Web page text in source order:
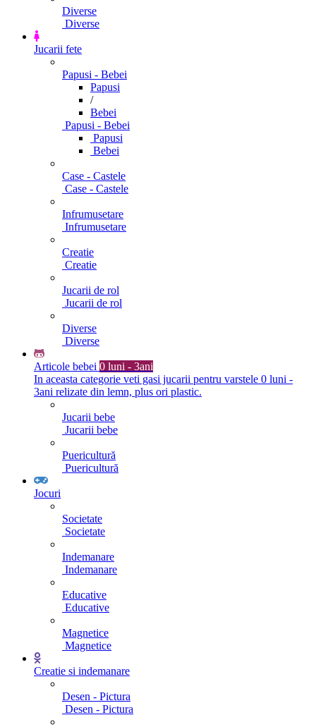
Diverse
Diverse
Jucarii fete
Papusi - Bebei
Papusi
/
Bebei
Papusi - Bebei
Papusi
Bebei
Case - Castele
Case - Castele
Infrumusetare
Infrumusetare
Creatie
Creatie
Jucarii de rol
Jucarii de rol
Diverse
Diverse
Articole bebei 0 luni - 3ani
In aceasta categorie veti gasi jucarii pentru varstele 0 luni -
3ani relizate din lemn, plus ori plastic.
Jucarii bebe
Jucarii bebe
Puericultură
Puericultură
Jocuri
Societate
Societate
Indemanare
Indemanare
Educative
Educative
Magnetice
Magnetice
Creatie si indemanare
Desen - Pictura
Desen - Pictura